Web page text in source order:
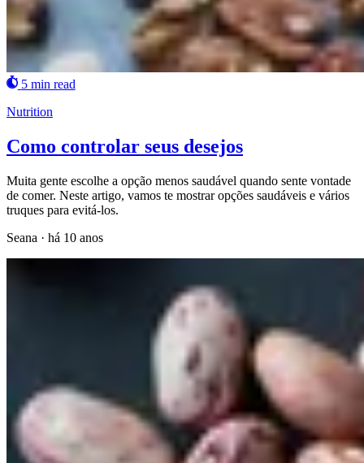
5 min read
Nutrition
Como controlar seus desejos
Muita gente escolhe a opção menos saudável quando sente vontade
de comer. Neste artigo, vamos te mostrar opções saudáveis e vários
truques para evitá-los.
Seana · há 10 anos